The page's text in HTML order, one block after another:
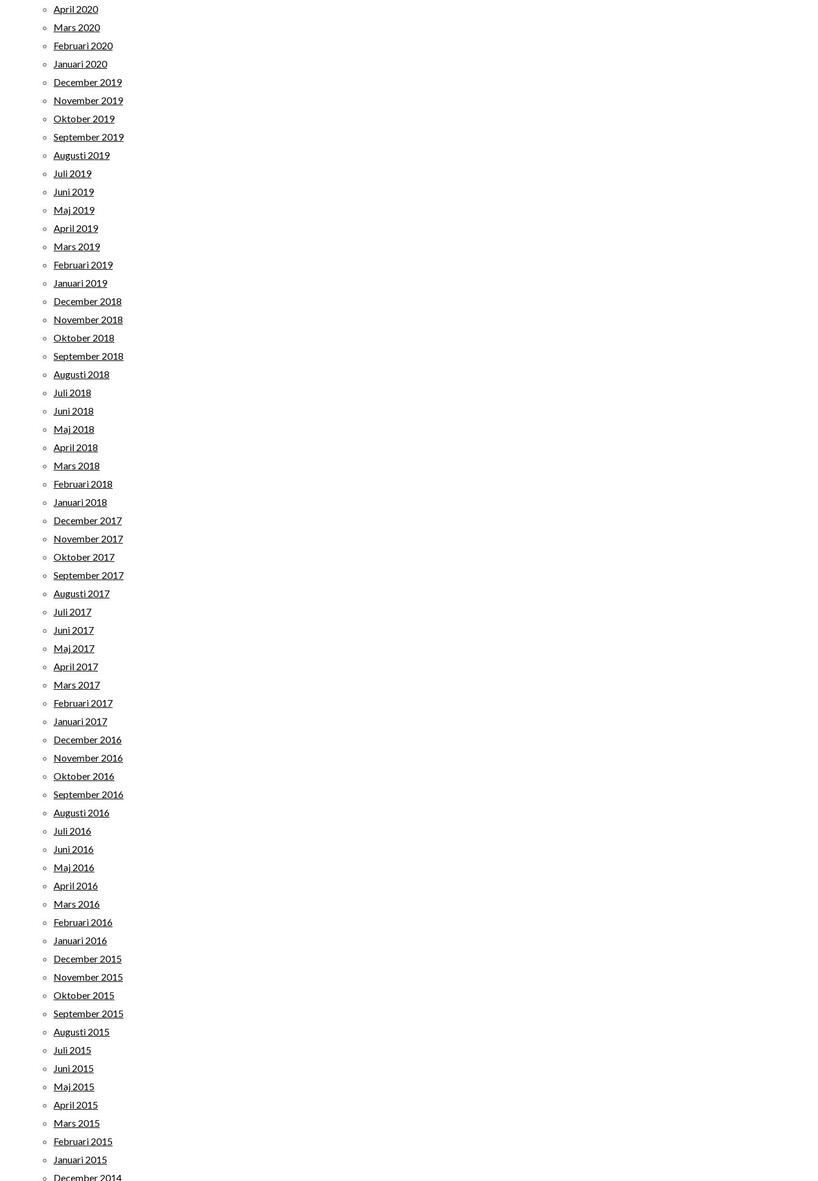
April 2020
Mars 2020
Februari 2020
Januari 2020
December 2019
November 2019
Oktober 2019
September 2019
Augusti 2019
Juli 2019
Juni 2019
Maj 2019
April 2019
Mars 2019
Februari 2019
Januari 2019
December 2018
November 2018
Oktober 2018
September 2018
Augusti 2018
Juli 2018
Juni 2018
Maj 2018
April 2018
Mars 2018
Februari 2018
Januari 2018
December 2017
November 2017
Oktober 2017
September 2017
Augusti 2017
Juli 2017
Juni 2017
Maj 2017
April 2017
Mars 2017
Februari 2017
Januari 2017
December 2016
November 2016
Oktober 2016
September 2016
Augusti 2016
Juli 2016
Juni 2016
Maj 2016
April 2016
Mars 2016
Februari 2016
Januari 2016
December 2015
November 2015
Oktober 2015
September 2015
Augusti 2015
Juli 2015
Juni 2015
Maj 2015
April 2015
Mars 2015
Februari 2015
Januari 2015
December 2014